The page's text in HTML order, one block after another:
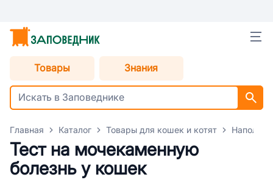
Товары Знания
Главная Каталог Товары для кошек и котят
Тест на мочекаменную
болезнь у кошек